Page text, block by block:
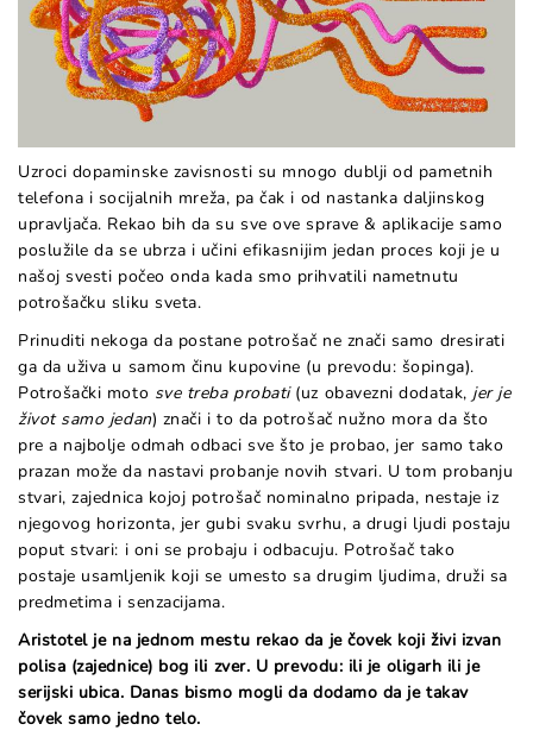
Uzroci dopaminske zavisnosti su mnogo dublji od pametnih
telefona i socijalnih mreža, pa čak i od nastanka daljinskog
upravljača. Rekao bih da su sve ove sprave & aplikacije samo
poslužile da se ubrza i učini efikasnijim jedan proces koji je u
našoj svesti počeo onda kada smo prihvatili nametnutu
potrošačku sliku sveta.
Prinuditi nekoga da postane potrošač ne znači samo dresirati
ga da uživa u samom činu kupovine (u prevodu: šopinga).
Potrošački moto sve treba probati(uz obavezni dodatak, jer je
život samo jedan) znači i to da potrošač nužno mora da što
pre a najbolje odmah odbaci sve što je probao, jer samo tako
prazan može da nastavi probanje novih stvari. U tom probanju
stvari, zajednica kojoj potrošač nominalno pripada, nestaje iz
njegovog horizonta, jer gubi svaku svrhu, a drugi ljudi postaju
poput stvari: i oni se probaju i odbacuju. Potrošač tako
postaje usamljenik koji se umesto sa drugim ljudima, druži sa
predmetima i senzacijama.
Aristotel je na jednom mestu rekao da je čovek koji živi izvan
polisa (zajednice) bog ili zver. U prevodu: ili je oligarh ili je
serijski ubica. Danas bismo mogli da dodamo da je takav
čovek samo jedno telo.